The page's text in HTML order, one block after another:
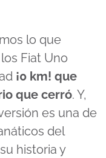
lo que
los Fiat Uno
¡0 km! que
que cerró. Y,
es una de
del
historia y